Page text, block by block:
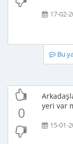
17-02-
Bu
0
yeri var
15-01-